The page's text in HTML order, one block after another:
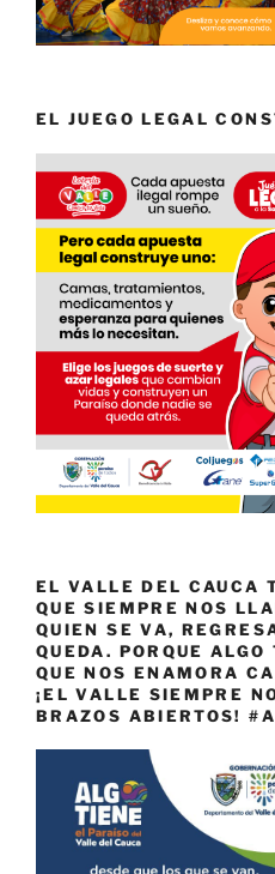
EL JUEGO LEGAL
EL VALLE DEL CAUCA
QUE SIEMPRE NOS
QUIEN SE VA,
QUEDA. PORQUE
QUE NOS ENAMORA
¡EL VALLE SIEMPRE
BRAZOS ABIERTOS!